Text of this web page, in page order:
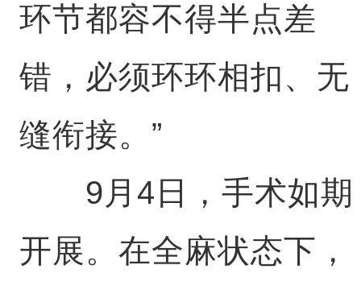
环节都容不得半点差
错，必须环环相扣、无
缝衔接。”
9月4日，手术如期
开展。在全麻状态下，